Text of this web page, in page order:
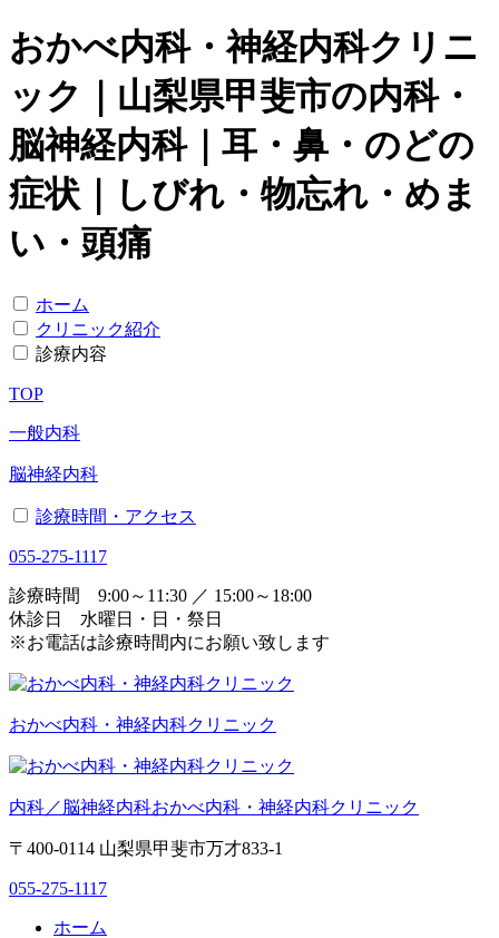
おかべ内科・神経内科クリニ
ック｜山梨県甲斐市の内科・
脳神経内科｜耳・鼻・のどの
症状｜しびれ・物忘れ・めま
い・頭痛
ホーム
クリニック紹介
診療内容
TOP
一般内科
脳神経内科
診療時間・アクセス
055-275-1117
診療時間 9:00～11:30 ／ 15:00～18:00
休診日 水曜日・日・祭日
※お電話は診療時間内にお願い致します
おかべ内科・神経内科クリニック
内科／脳神経内科おかべ内科・神経内科クリニック
〒400-0114 山梨県甲斐市万才833-1
055-275-1117
ホーム